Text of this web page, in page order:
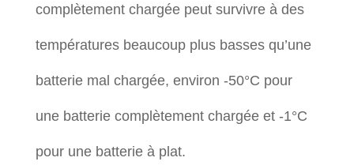
complètement chargée peut survivre à des
températures beaucoup plus basses qu’une
batterie mal chargée, environ -50°C pour
une batterie complètement chargée et -1°C
pour une batterie à plat.